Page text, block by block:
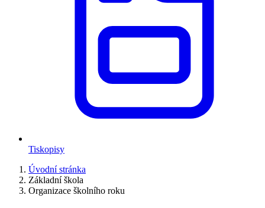
Tiskopisy
Úvodní stránka
Základní škola
Organizace školního roku